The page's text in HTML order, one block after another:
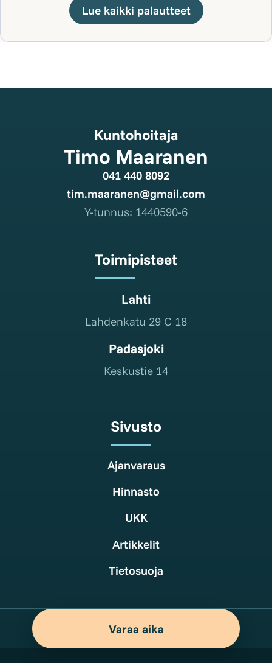
Lue kaikki palautteet
Kuntohoitaja
Timo Maaranen
041 440 8092
tim.maaranen@gmail.com
Y-tunnus: 1440590-6
Toimipisteet
Lahti
Lahdenkatu 29 C 18
Padasjoki
Keskustie 14
Sivusto
Ajanvaraus
Hinnasto
UKK
Artikkelit
Tietosuoja
Varaa aika